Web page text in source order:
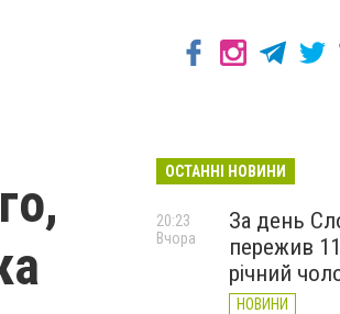
ОСТАННІ НОВИНИ
За день
пережив
річний
НОВИНИ
20:23
Вчора